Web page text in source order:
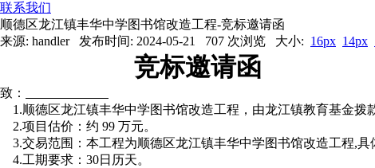
联系我们
顺德区龙江镇丰华中学图书馆改造工程-竞标邀请函
来源: handler 发布时间: 2024-05-21 707 次浏览 大小: 16px 14px
竞标邀请函
致：
1.顺德区龙江镇丰华中学图书馆改造工程，由龙江镇教育基金拨
2.项目估价：约 99 万元。
3.交易范围：本工程为顺德区龙江镇丰华中学图书馆改造工程,具
4.工期要求：30日历天。